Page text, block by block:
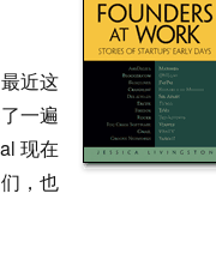
近这
一遍
现在
，也